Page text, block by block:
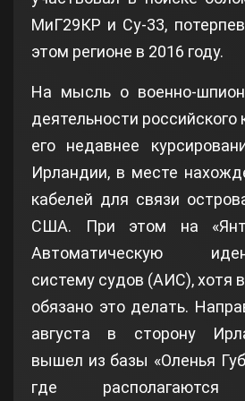
МиГ29КР и Су-33,
этом регионе в 2016 году.
На мысль о военно-
деятельности российского
его недавнее
Ирландии, в месте
кабелей для связи
США. При этом на
Автоматическую
систему судов (АИС), хотя
обязано это делать.
августа в сторону
вышел из базы «Оленья
где располагаются